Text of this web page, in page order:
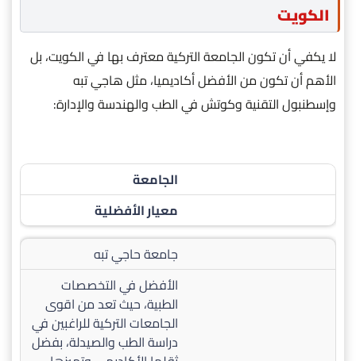
الكويت
لا يكفي أن تكون الجامعة التركية معترف بها في الكويت، بل
الأهم أن تكون من الأفضل أكاديميا، مثل هاجي تبه
وإسطنبول التقنية وكوتش في الطب والهندسة والإدارة:
الجامعة
معيار الأفضلية
جامعة حاجي تبه
الأفضل في التخصصات
الطبية، حيث تعد من اقوى
الجامعات التركية للراغبين في
دراسة الطب والصيدلة، بفضل